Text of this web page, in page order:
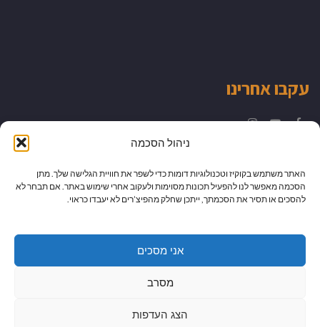
ניהול הסכמה
האתר משתמש בקוקיז וטכנולוגיות דומות כדי לשפר את חוויית הגלישה שלך. מתן
הסכמה מאפשר לנו להפעיל תכונות מסוימות ולעקוב אחרי שימוש באתר. אם תבחר לא
להסכים או תסיר את הסכמתך, ייתכן שחלק מהפיצ’רים לא יעבדו כראוי.
אני מסכים
מסרב
הצג העדפות
עקבו אחרינו